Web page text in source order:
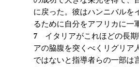
に戻った。彼はハンニバルを
るために自分をアフリカに一
7 イタリアがこれほどの長期
アの脇腹を突くべくリグリア
ではないと指導者らの一部は